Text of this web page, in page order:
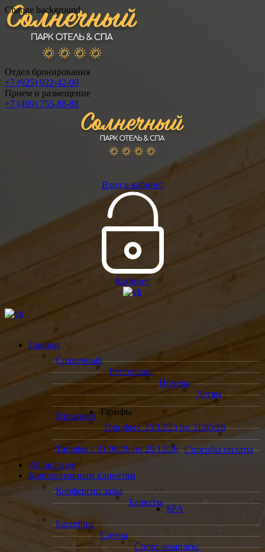
Change background
Отдел бронирования
+7 (925) 922-42-00
Прием и размещение
+7 (499) 755-88-88
Вход в кабинет
Кабинет
Главная
Солнечный
Рестораны
Номера
Детям
Взрослым Тарифы
Тарифы с 25/12/25 по 31/05/26
Тарифы с 01/06/26 по 29/12/26
Способы оплаты
All inclusive
Корпоративным клиентам
Конференц залы
Банкеты
SPA
Бассейны
Сауны
Спорт-комплекс